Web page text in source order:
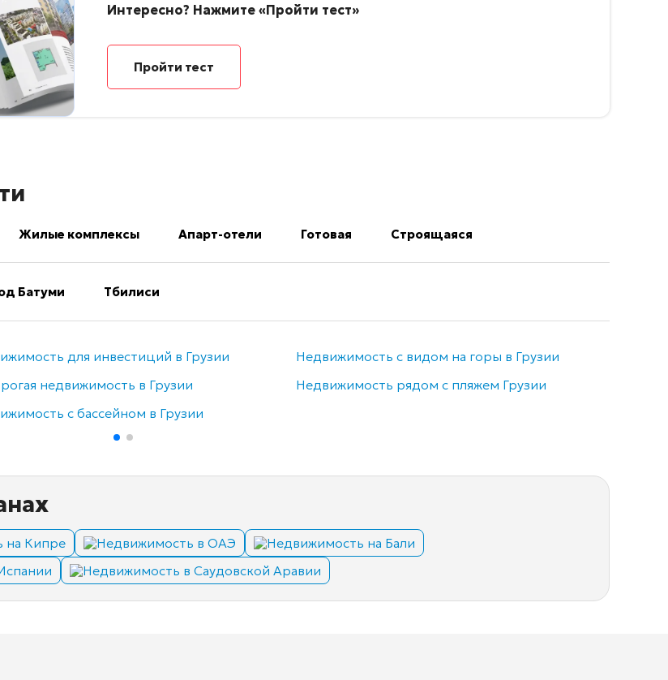
Интересно? Нажмите «Пройти тест»
Пройти тест
Жилые комплексы Апарт-отели Готовая Строящаяся
Батуми Тбилиси
для инвестиций в Грузии
недвижимость в Грузии
с бассейном в Грузии
Недвижимость с видом на горы в Грузии
Недвижимость рядом с пляжем Грузии
на Кипре Недвижимость в ОАЭ
Недвижимость на Бали
Недвижимость в Саудовской Аравии